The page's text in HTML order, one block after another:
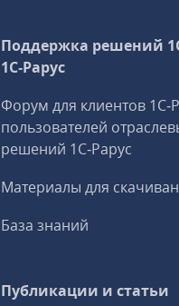
Поддержка решений
1С‑Рарус
Форум для клиентов
пользователей
решений 1С‑Рарус
Материалы для
База знаний
Публикации и статьи